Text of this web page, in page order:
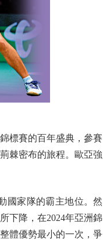
標賽的百年盛典，參賽
棘密布的旅程。歐亞強
國家隊的霸主地位。然
下降，在2024年亞洲錦
體優勢最小的一次，爭